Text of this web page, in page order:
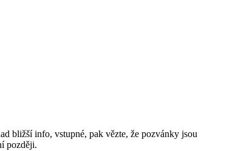
bližší info, vstupné, pak vězte, že pozvánky jsou
později.